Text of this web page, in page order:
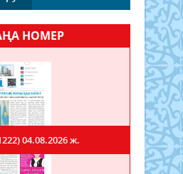
НОМЕР
04.08.2026 ж.